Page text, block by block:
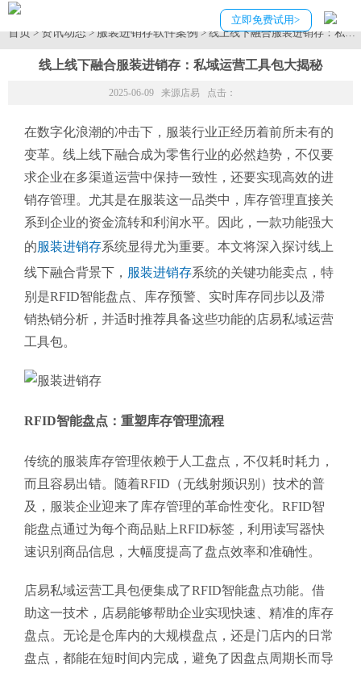
立即免费试用>
首页>资讯动态>服装进销存软件案例> 线上线下融合服装进销存：私域
线上线下融合服装进销存：私域运营工具包大揭秘
2025-06-09 来源店易 点击：
在数字化浪潮的冲击下，服装行业正经历着前所未有的
变革。线上线下融合成为零售行业的必然趋势，不仅要
求企业在多渠道运营中保持一致性，还要实现高效的进
销存管理。尤其是在服装这一品类中，库存管理直接关
系到企业的资金流转和利润水平。因此，一款功能强大
的服装进销存系统显得尤为重要。本文将深入探讨线上
线下融合背景下， 服装进销存系统的关键功能卖点，特
别是RFID智能盘点、库存预警、实时库存同步以及滞
销热销分析，并适时推荐具备这些功能的店易私域运营
工具包。
RFID智能盘点：重塑库存管理流程
传统的服装库存管理依赖于人工盘点，不仅耗时耗力，
而且容易出错。随着RFID（无线射频识别）技术的普
及，服装企业迎来了库存管理的革命性变化。RFID智
能盘点通过为每个商品贴上RFID标签，利用读写器快
速识别商品信息，大幅度提高了盘点效率和准确性。
店易私域运营工具包便集成了RFID智能盘点功能。借
助这一技术，店易能够帮助企业实现快速、精准的库存
盘点。无论是仓库内的大规模盘点，还是门店内的日常
盘点，都能在短时间内完成，避免了因盘点周期长而导